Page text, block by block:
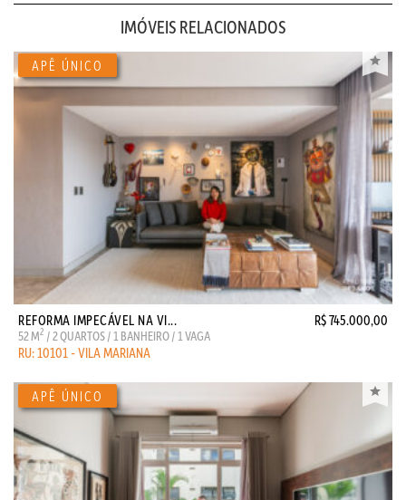
IMÓVEIS RELACIONADOS
REFORMA IMPECÁVEL NA VI... R$ 745.000,00
52 M2 / 2 QUARTOS / 1 BANHEIRO / 1 VAGA
RU: 10101 - VILA MARIANA